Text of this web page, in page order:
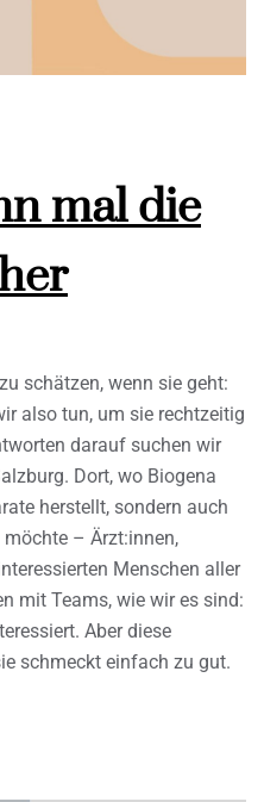
mal die
schätzen, wenn sie geht:
also tun, um sie rechtzeitig
darauf suchen wir
Dort, wo Biogena
herstellt, sondern auch
– Ärzt:innen,
Menschen aller
mit Teams, wie wir es sind:
Aber diese
schmeckt einfach zu gut.